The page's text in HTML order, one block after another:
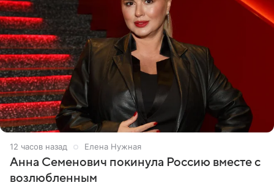
12 часов назад Елена Нужная
Анна Семенович покинула Россию вместе с
возлюбленным